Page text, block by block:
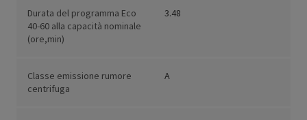
Durata del programma Eco
40-60 alla capacità nominale
(ore,min)
3.48
Classe emissione rumore
centrifuga
A